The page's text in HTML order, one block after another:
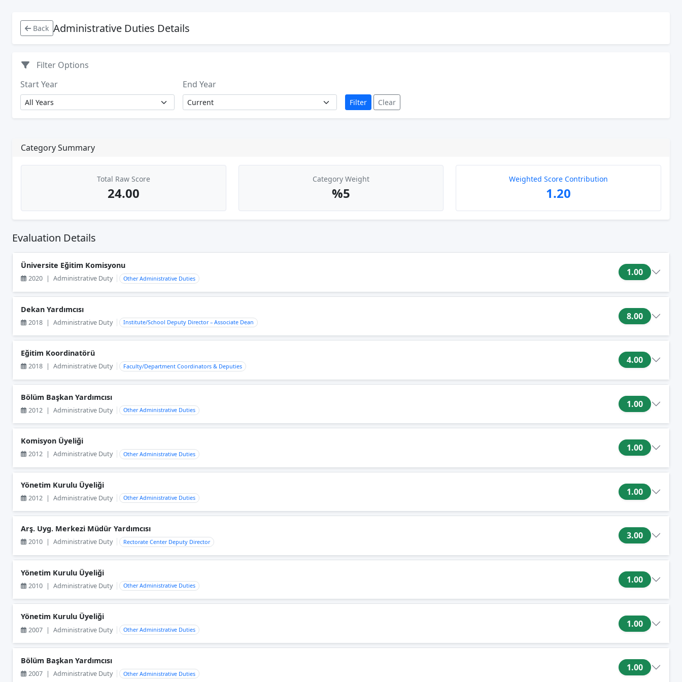
Back Administrative Duties Details
Filter Options
Start Year
End Year
Filter Clear
Category Summary
Total Raw Score
24.00
Category Weight
%5
Weighted Score Contribution
1.20
Evaluation Details
Üniversite Eğitim Komisyonu
2020 | Administrative Duty Other Administrative Duties
1.00
Dekan Yardımcısı
2018 | Administrative Duty Institute/School Deputy Director – Associate Dean
8.00
Eğitim Koordinatörü
2018 | Administrative Duty Faculty/Department Coordinators & Deputies
4.00
Bölüm Başkan Yardımcısı
2012 | Administrative Duty Other Administrative Duties
1.00
Komisyon Üyeliği
2012 | Administrative Duty Other Administrative Duties
1.00
Yönetim Kurulu Üyeliği
2012 | Administrative Duty Other Administrative Duties
1.00
Arş. Uyg. Merkezi Müdür Yardımcısı
2010 Administrative Duty Rectorate Center Deputy Director
3.00
Yönetim Kurulu Üyeliği
2010 | Administrative Duty Other Administrative Duties
1.00
Yönetim Kurulu Üyeliği
2007 | Administrative Duty Other Administrative Duties
1.00
Bölüm Başkan Yardımcısı
2007 | Administrative Duty Other Administrative Duties
1.00